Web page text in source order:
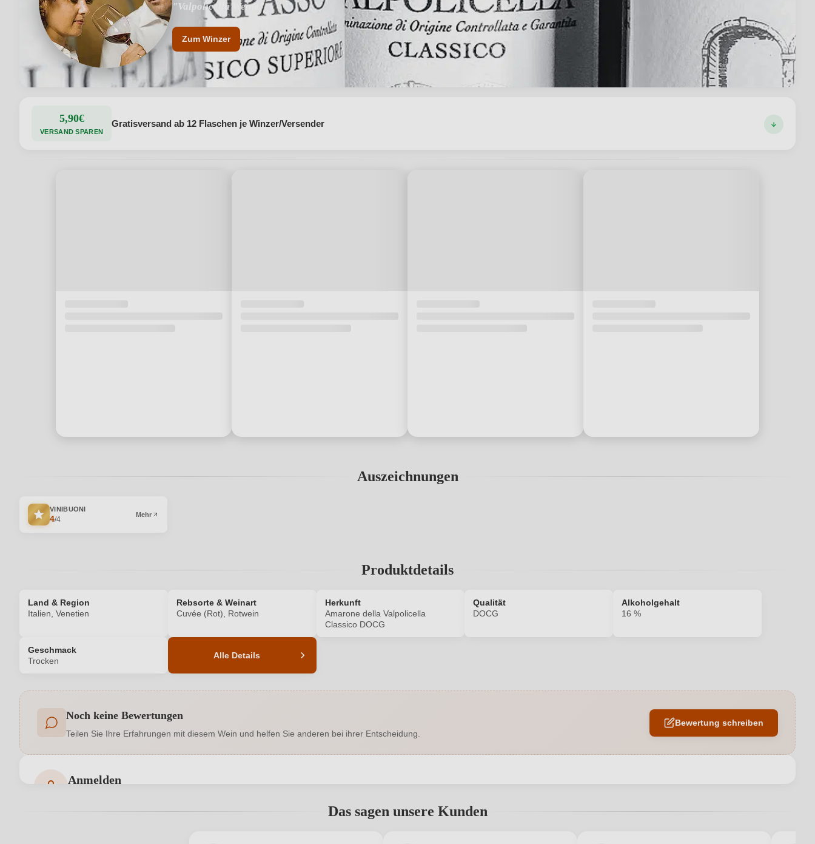
"Valpolicella Weine"
"Hingabe, Begeisterung, Liebe"
Zum Winzer
5,90€
VERSAND SPAREN
Gratisversand ab 12 Flaschen je Winzer/Versender
Auszeichnungen
VINIBUONI
4/4
Mehr
Produktdetails
Land & Region
Italien, Venetien
Rebsorte & Weinart
Cuvée (Rot), Rotwein
Herkunft
Amarone della Valpolicella
Classico DOCG
Qualität
DOCG
Alkoholgehalt
16 %
Geschmack
Trocken
Alle Details
Allergene Großes Eichenfass
Auszeichnungen Corvina, Corvinone, Rondinella
adresse
Noch keine Bewertungen
Teilen Sie Ihre Erfahrungen mit diesem Wein und helfen Sie anderen bei ihrer Entscheidung.
Bewertung schreiben
Anmelden
Das sagen unsere Kunden